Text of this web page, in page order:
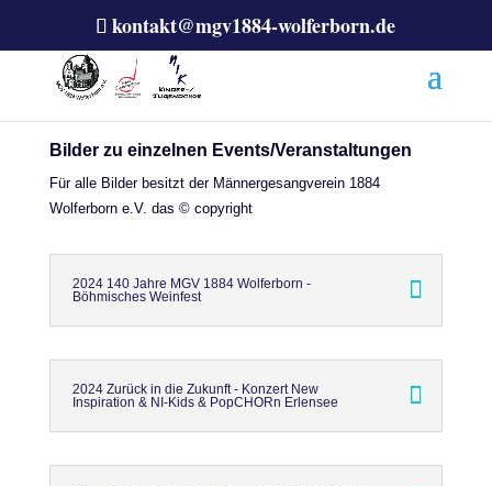
kontakt@mgv1884-wolferborn.de
Bilder zu einzelnen Events/Veranstaltungen
Für alle Bilder besitzt der Männergesangverein 1884
Wolferborn e.V. das © copyright
2024 140 Jahre MGV 1884 Wolferborn -
Böhmisches Weinfest
2024 Zurück in die Zukunft - Konzert New
Inspiration & NI-Kids & PopCHORn Erlensee